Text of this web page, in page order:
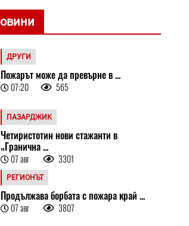
ДРУГИ
Пожарът може да превърне в ...
07:20 565
ПАЗАРДЖИК
Четиристотин нови стажанти в
„Гранична ...
07 авг 3301
РЕГИОНЪТ
Продължава борбата с пожара край ...
07 авг 3807